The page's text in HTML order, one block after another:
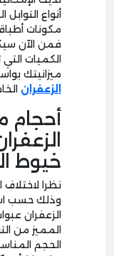
أنواع
مكونات
فمن الآن
الكميات
ميزانيتك
الزعفران
أحجام
خيوط
نظرا لاختلاف
وذلك حسب
الزعفران
المميز من
الحجم